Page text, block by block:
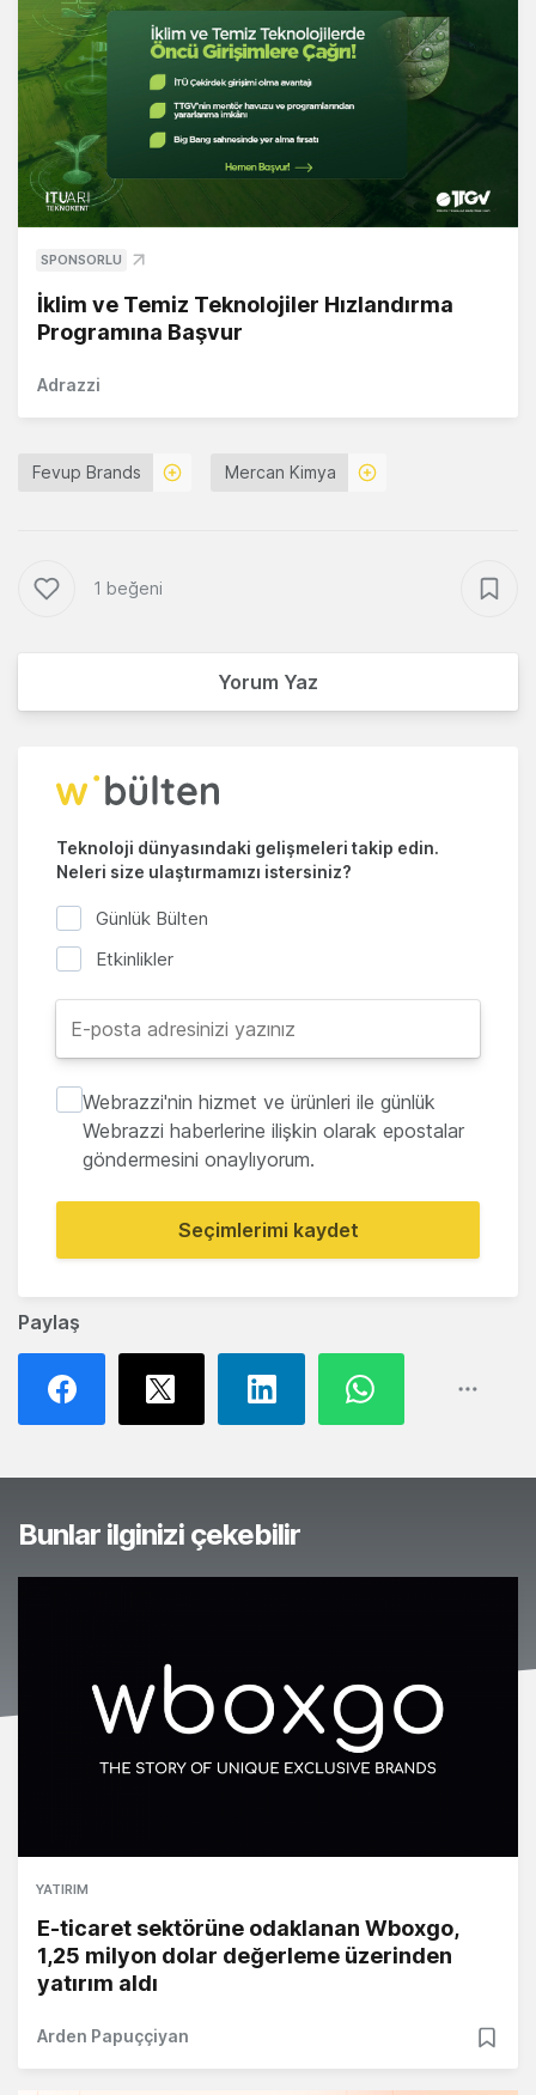
Paylaş
SPONSORLU
İklim ve Temiz Teknolojiler Hızlandırma
Programına Başvur
Adrazzi
Fevup Brands Mercan Kimya
1 beğeni
Yorum Yaz
Teknoloji dünyasındaki gelişmeleri takip edin.
Neleri size ulaştırmamızı istersiniz?
Günlük Bülten
Etkinlikler
Webrazzi'nin hizmet ve ürünleri ile günlük
Webrazzi haberlerine ilişkin olarak epostalar
göndermesini onaylıyorum.
Seçimlerimi kaydet
Bunlar ilginizi çekebilir
YATIRIM
E-ticaret sektörüne odaklanan Wboxgo,
1,25 milyon dolar değerleme üzerinden
yatırım aldı
Arden Papuççiyan